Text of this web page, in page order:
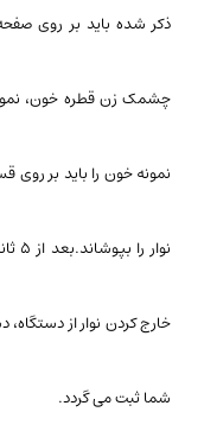
ذکر شده باید بر روی
چشمک زن قطره خون،
نمونه خون را باید بر
نوار را بپوشاند.
خارج کردن نوار از
شما ثبت می گردد.